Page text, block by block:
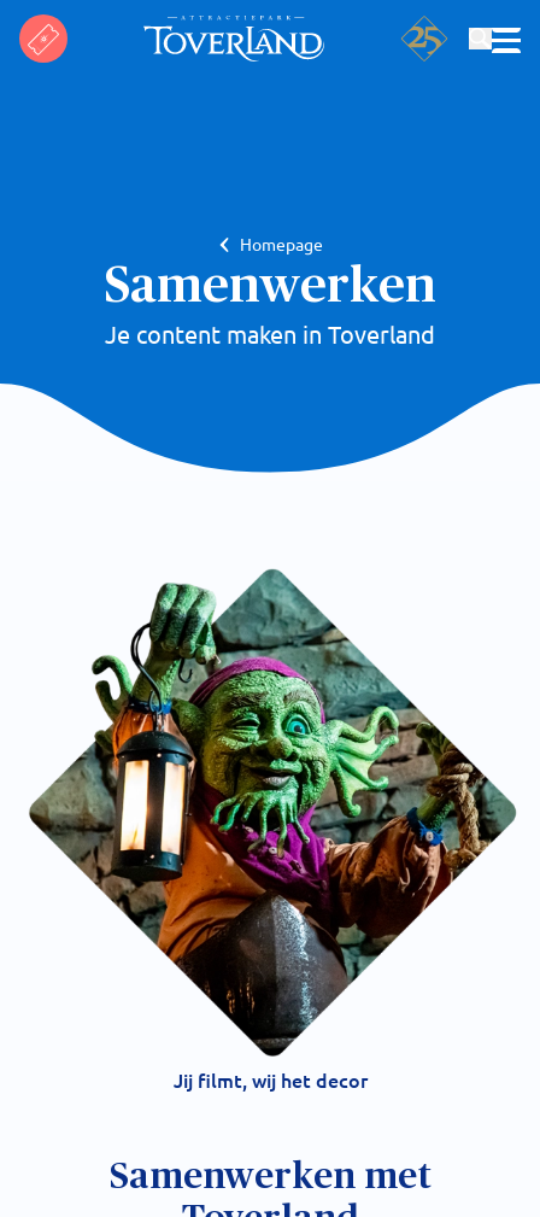
Homepage
Samenwerken
Je content maken in Toverland
Jij filmt, wij het decor
Samenwerken met